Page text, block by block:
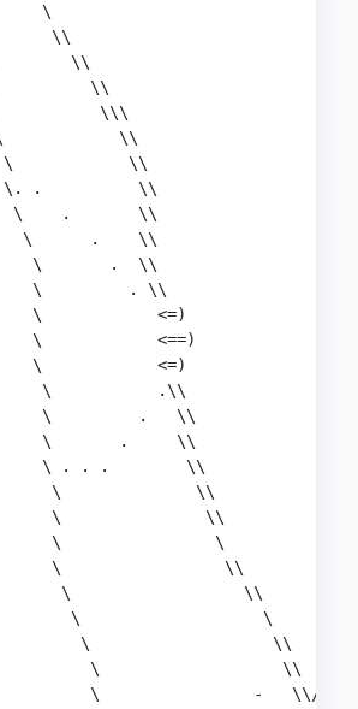
\
\
\
\
\
\
\
\. .
\    .
\
\
\
\
\
\
\           .\\
\         .   \\
\       .     \\
\ . . .        \\
\              \\
\               \\
\                \
\                 \\
\                  \\
\                   \
\                   \\
\                   \\
\                -